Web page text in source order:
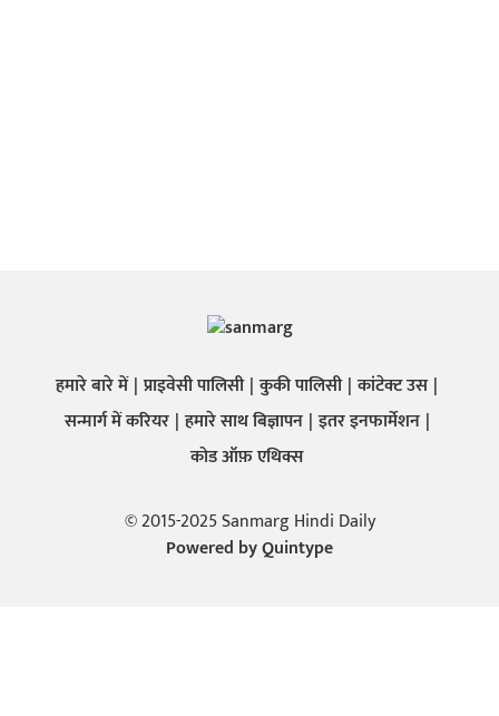
हमारे बारे में प्राइवेसी पालिसी कुकी पालिसी कांटेक्ट उस
सन्मार्ग में करियर हमारे साथ बिज्ञापन इतर इनफार्मेशन
कोड ऑफ़ एथिक्स
© 2015-2025 Sanmarg Hindi Daily
Powered byQuintype